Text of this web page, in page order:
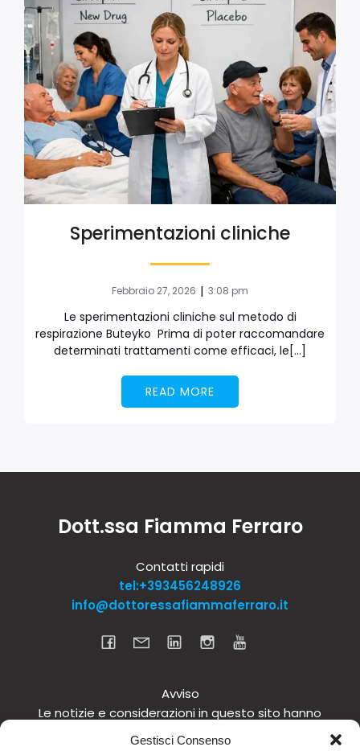
Gestisci Consenso
Sperimentazioni cliniche
Febbraio 27, 2026 | 3:08 pm
Le sperimentazioni cliniche sul metodo di
respirazione Buteyko Prima di poter raccomandare
determinati trattamenti come efficaci, le[…]
READ MORE
Dott.ssa Fiamma Ferraro
Contatti rapidi
tel:+393456248926
info@dottoressafiammaferraro.it
Avviso
Le notizie e considerazioni in questo sito hanno
carattere informativo generale e non intendono in